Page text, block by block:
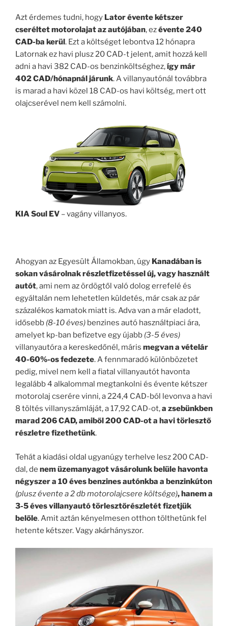
Azt érdemes tudni, hogy Lator évente kétszer
cseréltet motorolajat az autójában, ezévente 240
CAD-ba kerül. Ezt a költséget lebontva 12 hónapra
Latornak ez havi plusz 20 CAD-t jelent, amit hozzá kell
adni a havi 382 CAD-os benzinköltséghez,így már
402 CAD/hónapnál járunk. A villanyautónál továbbra
is marad a havi közel 18 CAD-os havi költség, mert ott
olajcserével nem kell számolni.
KIA Soul EV – vagány villanyos.
Ahogyan az Egyesült Államokban, úgy Kanadában is
sokan vásárolnak részletfizetéssel új, vagy használt
autót, ami nem az ördögtől való dolog errefelé és
egyáltalán nem lehetetlen küldetés, már csak az pár
százalékos kamatok miatt is. Adva van a már eladott,
idősebb (8-10 éves) benzines autó használtpiaci ára,
amelyet kp-ban befizetve egy újabb (3-5 éves)
villanyautóra a kereskedőnél, máris megvan a vételár
40-60%-os fedezete. A fennmaradó különbözetet
pedig, mivel nem kell a fiatal villanyautót havonta
legalább 4 alkalommal megtankolni és évente kétszer
motorolaj cserére vinni, a 224,4 CAD-ból levonva a havi
8 töltés villanyszámláját, a 17,92 CAD-ot,a zsebünkben
marad 206 CAD, amiből 200 CAD-ot a havi törlesztő
részletre fizethetünk.
Tehát a kiadási oldal ugyanúgy terhelve lesz 200 CAD-
dal, de nem üzemanyagot vásárolunk belüle havonta
négyszer a 10 éves benzines autónkba a benzinkúton
(plusz évente a 2 db motorolajcsere költsége), hanem a
3-5 éves villanyautó törlesztőrészletét fizetjük
belőle. Amit aztán kényelmesen otthon tölthetünk fel
hetente kétszer. Vagy akárhányszor.